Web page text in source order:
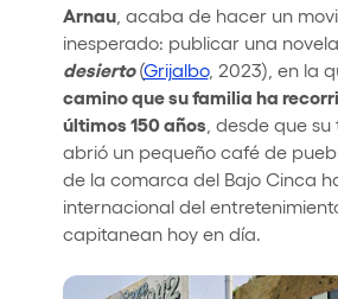
Arnau, acaba de hacer un
inesperado: publicar una novela,
desierto (Grijalbo, 2023), en la
camino que su familia ha
últimos 150 años , desde que
abrió un pequeño café de
de la comarca del Bajo Cinca
internacional del
capitanean hoy en día.